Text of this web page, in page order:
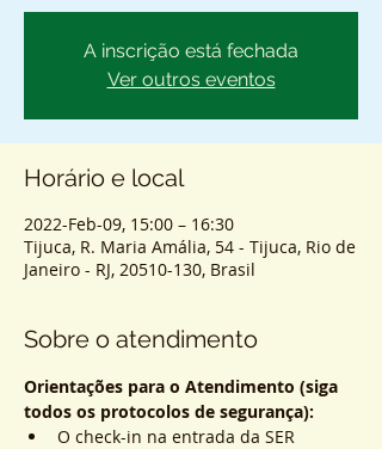
A inscrição está fechada
Ver outros eventos
Horário e local
2022-Feb-09, 15:00 – 16:30
Tijuca, R. Maria Amália, 54 - Tijuca, Rio de
Janeiro - RJ, 20510-130, Brasil
Sobre o atendimento
Orientações para o Atendimento (siga
todos os protocolos de segurança):
O check-in na entrada da SER